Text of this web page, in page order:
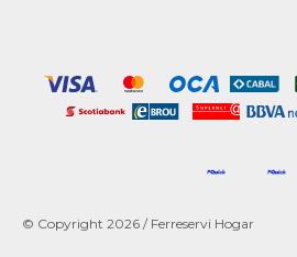
© Copyright 2026 / Ferreservi Hogar